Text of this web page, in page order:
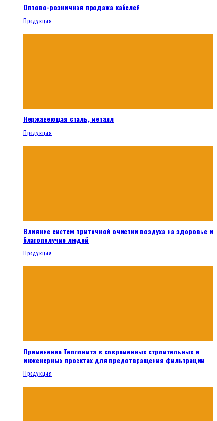
Оптово-розничная продажа кабелей
Продукция
Нержавеющая сталь, металл
Продукция
Влияние систем приточной очистки воздуха на здоровье и
благополучие людей
Продукция
Применение Теплонита в современных строительных и
инженерных проектах для предотвращения фильтрации
Продукция